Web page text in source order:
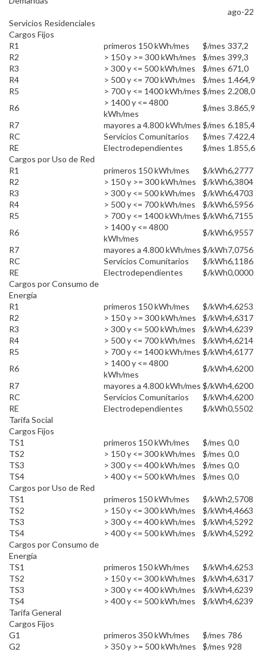
ago-22
Servicios Residenciales
Cargos Fijos
R1
primeros 150 kWh/mes $/mes 337,2
R2
> 150 y >= 300 kWh/mes $/mes 399,3
R3
> 300 y <= 500 kWh/mes $/mes 671,0
R4
> 500 y <= 700 kWh/mes $/mes 1.464,9
R5
> 700 y <= 1400 kWh/mes $/mes 2.208,0
R6
> 1400 y <= 4800
kWh/mes
$/mes 3.865,9
R7
mayores a 4.800 kWh/mes $/mes 6.185,4
RC
Servicios Comunitarios $/mes 7.422,4
RE
Electrodependientes $/mes 1.855,6
Cargos por Uso de Red
R1
primeros 150 kWh/mes $/kWh6,2777
R2
> 150 y >= 300 kWh/mes $/kWh6,3804
R3
> 300 y <= 500 kWh/mes $/kWh6,4703
R4
> 500 y <= 700 kWh/mes $/kWh6,5956
R5
> 700 y <= 1400 kWh/mes $/kWh6,7155
R6
> 1400 y <= 4800
kWh/mes
$/kWh6,9557
R7
mayores a 4.800 kWh/mes $/kWh7,0756
RC
Servicios Comunitarios $/kWh6,1186
RE
Electrodependientes $/kWh0,0000
Cargos por Consumo de
Energía
R1
primeros 150 kWh/mes $/kWh4,6253
R2
> 150 y >= 300 kWh/mes $/kWh4,6317
R3
> 300 y <= 500 kWh/mes $/kWh4,6239
R4
> 500 y <= 700 kWh/mes $/kWh4,6214
R5
> 700 y <= 1400 kWh/mes $/kWh4,6177
R6
> 1400 y <= 4800
kWh/mes
$/kWh4,6200
R7
mayores a 4.800 kWh/mes $/kWh4,6200
RC
Servicios Comunitarios $/kWh4,6200
RE
Electrodependientes $/kWh0,5502
Tarifa Social
Cargos Fijos
TS1
primeros 150 kWh/mes $/mes 0,0
TS2
> 150 y <= 300 kWh/mes $/mes 0,0
TS3
> 300 y <= 400 kWh/mes $/mes 0,0
TS4
> 400 y <= 500 kWh/mes $/mes 0,0
Cargos por Uso de Red
TS1
primeros 150 kWh/mes $/kWh2,5708
TS2
> 150 y <= 300 kWh/mes $/kWh4,4663
TS3
> 300 y <= 400 kWh/mes $/kWh4,5292
TS4
> 400 y <= 500 kWh/mes $/kWh4,5292
Cargos por Consumo de
Energía
TS1
primeros 150 kWh/mes $/kWh4,6253
TS2
> 150 y <= 300 kWh/mes $/kWh4,6317
TS3
> 300 y <= 400 kWh/mes $/kWh4,6239
TS4
> 400 y <= 500 kWh/mes $/kWh4,6239
Tarifa General
Cargos Fijos
G1
primeros 350 kWh/mes $/mes 786
G2
> 350 y >= 500 kWh/mes $/mes 928